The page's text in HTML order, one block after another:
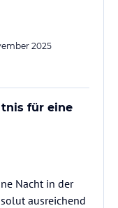
2025
für eine
Nacht in der
ausreichend